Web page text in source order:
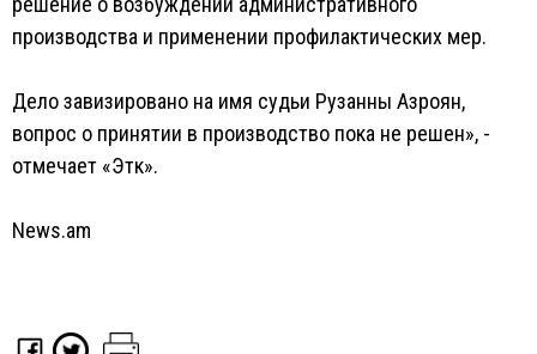
производства и применении профилактических мер.
Дело завизировано на имя судьи Рузанны Азроян,
вопрос о принятии в производство пока не решен», -
отмечает «Этк».
News.am